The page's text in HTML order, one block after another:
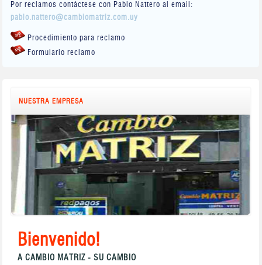
Por reclamos contáctese con Pablo Nattero al email:
pablo.nattero@cambiomatriz.com.uy
Procedimiento para reclamo
Formulario reclamo
NUESTRA EMPRESA
Bienvenido!
A CAMBIO MATRIZ - SU CAMBIO